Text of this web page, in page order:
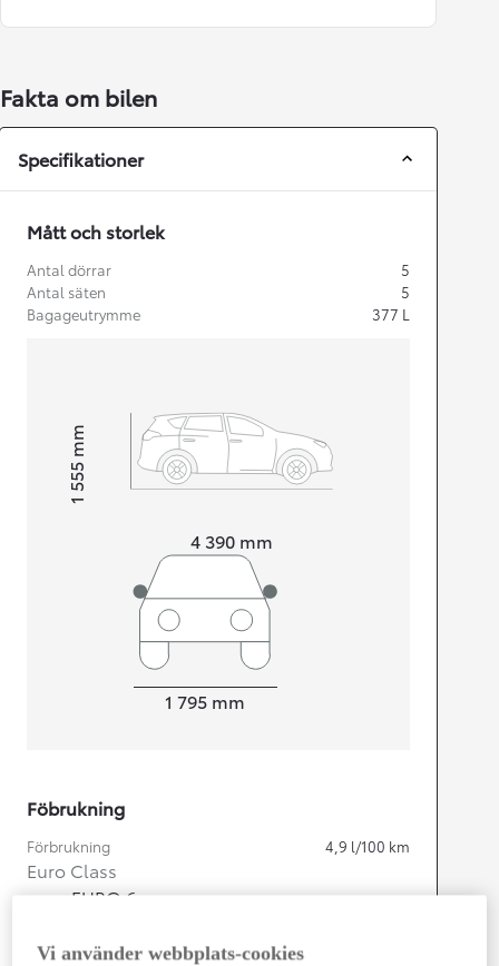
Fakta om bilen
Specifikationer
Mått och storlek
Antal dörrar
5
Antal säten
5
Bagageutrymme
377 L
4 390 mm
Height1 555
mm
1 795 mm
Föbrukning
Förbrukning 4,9 l/100 km
Euro Class
EURO 6
Vi använder webbplats-cookies